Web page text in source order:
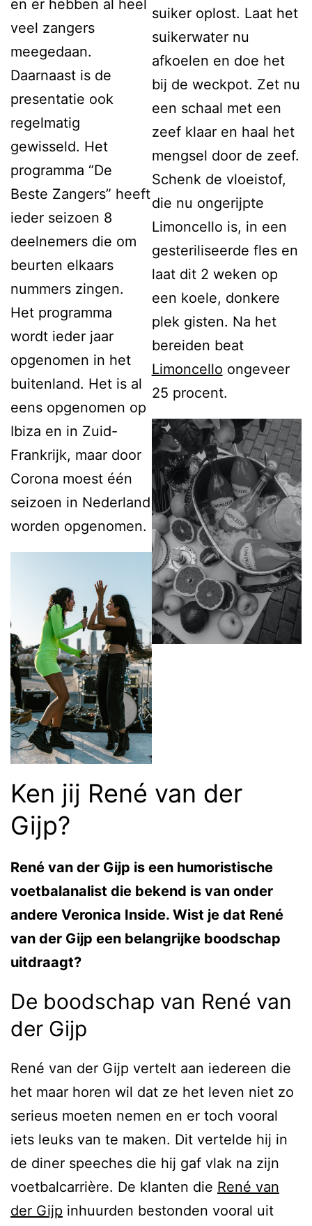
en er hebben al heel
veel zangers
meegedaan.
Daarnaast is de
presentatie ook
regelmatig
gewisseld. Het
programma “De
Beste Zangers” heeft
ieder seizoen 8
deelnemers die om
beurten elkaars
nummers zingen.
Het programma
wordt ieder jaar
opgenomen in het
buitenland. Het is al
eens opgenomen op
Ibiza en in Zuid-
Frankrijk, maar door
Corona moest één
seizoen in Nederland
worden opgenomen.
suiker oplost. Laat het
suikerwater nu
afkoelen en doe het
bij de weckpot. Zet nu
een schaal met een
zeef klaar en haal het
mengsel door de zeef.
Schenk de vloeistof,
die nu ongerijpte
Limoncello is, in een
gesteriliseerde fles en
laat dit 2 weken op
een koele, donkere
plek gisten. Na het
bereiden beat
Limoncello ongeveer
25 procent.
Ken jij René van der
Gijp?
René van der Gijp is een humoristische
voetbalanalist die bekend is van onder
andere Veronica Inside. Wist je dat René
van der Gijp een belangrijke boodschap
uitdraagt?
De boodschap van René van
der Gijp
René van der Gijp vertelt aan iedereen die
het maar horen wil dat ze het leven niet zo
serieus moeten nemen en er toch vooral
iets leuks van te maken. Dit vertelde hij in
de diner speeches die hij gaf vlak na zijn
voetbalcarrière. De klanten die René van
der Gijp inhuurden bestonden vooral uit